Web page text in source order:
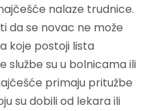
nalaze trudnice.
da se novac ne može
koje postoji lista
službe su u bolnicama ili
primaju pritužbe
su dobili od lekara ili